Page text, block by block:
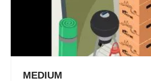
MEDIUM